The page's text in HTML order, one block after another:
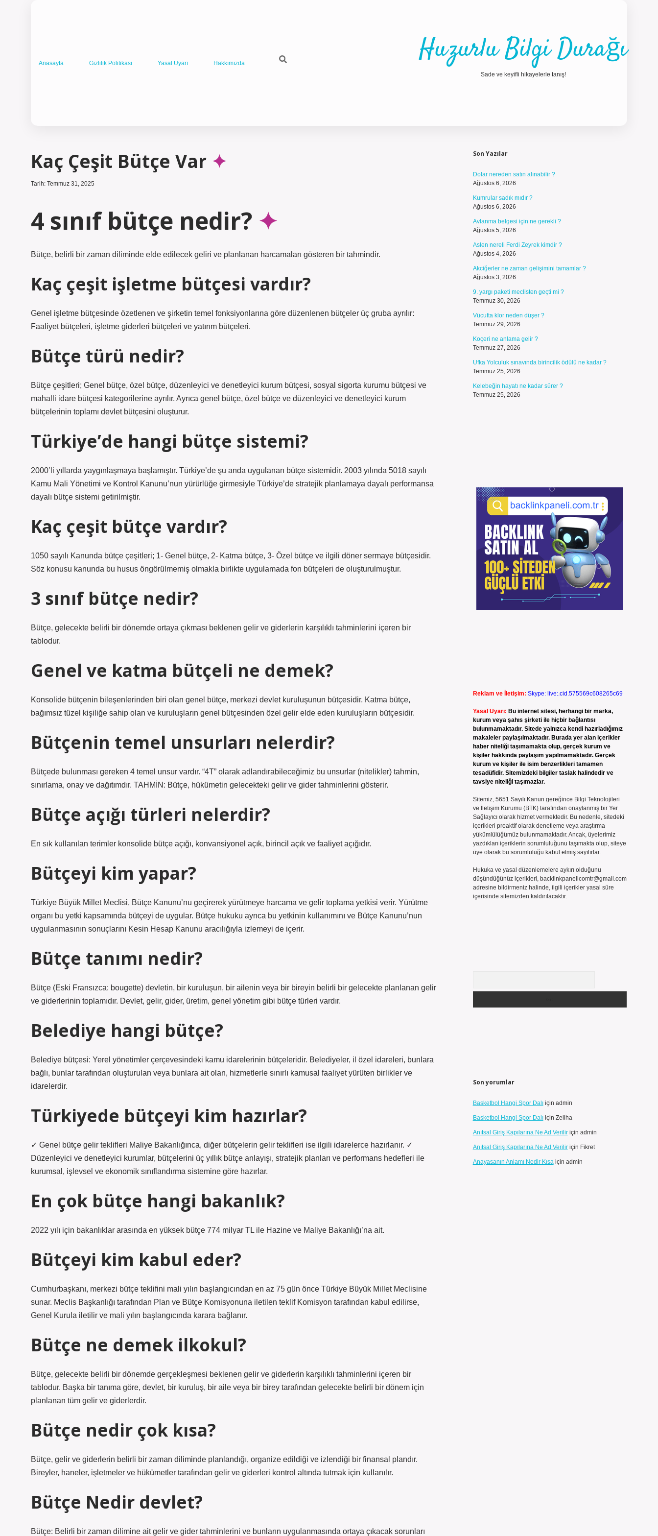
Anasayfa Gizlilik Politikası Yasal Uyarı Hakkımızda Huzurlu Bilgi Durağı
Sade ve keyifli hikayelerle tanış!
Kaç Çeşit Bütçe Var
Tarih: Temmuz 31, 2025
4 sınıf bütçe nedir?
Bütçe, belirli bir zaman diliminde elde edilecek geliri ve planlanan harcamaları gösteren bir tahmindir.
Kaç çeşit işletme bütçesi vardır?
Genel işletme bütçesinde özetlenen ve şirketin temel fonksiyonlarına göre düzenlenen bütçeler üç gruba ayrılır:
Faaliyet bütçeleri, işletme giderleri bütçeleri ve yatırım bütçeleri.
Bütçe türü nedir?
Bütçe çeşitleri; Genel bütçe, özel bütçe, düzenleyici ve denetleyici kurum bütçesi, sosyal sigorta kurumu bütçesi ve
mahalli idare bütçesi kategorilerine ayrılır. Ayrıca genel bütçe, özel bütçe ve düzenleyici ve denetleyici kurum
bütçelerinin toplamı devlet bütçesini oluşturur.
Türkiye’de hangi bütçe sistemi?
2000’li yıllarda yaygınlaşmaya başlamıştır. Türkiye’de şu anda uygulanan bütçe sistemidir. 2003 yılında 5018 sayılı
Kamu Mali Yönetimi ve Kontrol Kanunu’nun yürürlüğe girmesiyle Türkiye’de stratejik planlamaya dayalı performansa
dayalı bütçe sistemi getirilmiştir.
Kaç çeşit bütçe vardır?
1050 sayılı Kanunda bütçe çeşitleri; 1- Genel bütçe, 2- Katma bütçe, 3- Özel bütçe ve ilgili döner sermaye bütçesidir.
Söz konusu kanunda bu husus öngörülmemiş olmakla birlikte uygulamada fon bütçeleri de oluşturulmuştur.
3 sınıf bütçe nedir?
Bütçe, gelecekte belirli bir dönemde ortaya çıkması beklenen gelir ve giderlerin karşılıklı tahminlerini içeren bir
tablodur.
Genel ve katma bütçeli ne demek?
Konsolide bütçenin bileşenlerinden biri olan genel bütçe, merkezi devlet kuruluşunun bütçesidir. Katma bütçe,
bağımsız tüzel kişiliğe sahip olan ve kuruluşların genel bütçesinden özel gelir elde eden kuruluşların bütçesidir.
Bütçenin temel unsurları nelerdir?
Bütçede bulunması gereken 4 temel unsur vardır. “4T” olarak adlandırabileceğimiz bu unsurlar (nitelikler) tahmin,
sınırlama, onay ve dağıtımdır. TAHMİN: Bütçe, hükümetin gelecekteki gelir ve gider tahminlerini gösterir.
Bütçe açığı türleri nelerdir?
En sık kullanılan terimler konsolide bütçe açığı, konvansiyonel açık, birincil açık ve faaliyet açığıdır.
Bütçeyi kim yapar?
Türkiye Büyük Millet Meclisi, Bütçe Kanunu’nu geçirerek yürütmeye harcama ve gelir toplama yetkisi verir. Yürütme
organı bu yetki kapsamında bütçeyi de uygular. Bütçe hukuku ayrıca bu yetkinin kullanımını ve Bütçe Kanunu’nun
uygulanmasının sonuçlarını Kesin Hesap Kanunu aracılığıyla izlemeyi de içerir.
Bütçe tanımı nedir?
Bütçe (Eski Fransızca: bougette) devletin, bir kuruluşun, bir ailenin veya bir bireyin belirli bir gelecekte planlanan gelir
ve giderlerinin toplamıdır. Devlet, gelir, gider, üretim, genel yönetim gibi bütçe türleri vardır.
Belediye hangi bütçe?
Belediye bütçesi: Yerel yönetimler çerçevesindeki kamu idarelerinin bütçeleridir. Belediyeler, il özel idareleri, bunlara
bağlı, bunlar tarafından oluşturulan veya bunlara ait olan, hizmetlerle sınırlı kamusal faaliyet yürüten birlikler ve
idarelerdir.
Türkiyede bütçeyi kim hazırlar?
✓ Genel bütçe gelir teklifleri Maliye Bakanlığınca, diğer bütçelerin gelir teklifleri ise ilgili idarelerce hazırlanır. ✓
Düzenleyici ve denetleyici kurumlar, bütçelerini üç yıllık bütçe anlayışı, stratejik planları ve performans hedefleri ile
kurumsal, işlevsel ve ekonomik sınıflandırma sistemine göre hazırlar.
En çok bütçe hangi bakanlık?
2022 yılı için bakanlıklar arasında en yüksek bütçe 774 milyar TL ile Hazine ve Maliye Bakanlığı’na ait.
Bütçeyi kim kabul eder?
Cumhurbaşkanı, merkezi bütçe teklifini mali yılın başlangıcından en az 75 gün önce Türkiye Büyük Millet Meclisine
sunar. Meclis Başkanlığı tarafından Plan ve Bütçe Komisyonuna iletilen teklif Komisyon tarafından kabul edilirse,
Genel Kurula iletilir ve mali yılın başlangıcında karara bağlanır.
Bütçe ne demek ilkokul?
Bütçe, gelecekte belirli bir dönemde gerçekleşmesi beklenen gelir ve giderlerin karşılıklı tahminlerini içeren bir
tablodur. Başka bir tanıma göre, devlet, bir kuruluş, bir aile veya bir birey tarafından gelecekte belirli bir dönem için
planlanan tüm gelir ve giderlerdir.
Bütçe nedir çok kısa?
Bütçe, gelir ve giderlerin belirli bir zaman diliminde planlandığı, organize edildiği ve izlendiği bir finansal plandır.
Bireyler, haneler, işletmeler ve hükümetler tarafından gelir ve giderleri kontrol altında tutmak için kullanılır.
Bütçe Nedir devlet?
Bütçe: Belirli bir zaman dilimine ait gelir ve gider tahminlerini ve bunların uygulanmasında ortaya çıkacak sorunları
Son Yazılar
Dolar nereden satın alınabilir ?
Ağustos 6, 2026
Kumrular sadık mıdır ?
Ağustos 6, 2026
Avlanma belgesi için ne gerekli ?
Ağustos 5, 2026
Aslen nereli Ferdi Zeyrek kimdir ?
Ağustos 4, 2026
Akciğerler ne zaman gelişimini tamamlar ?
Ağustos 3, 2026
9. yargı paketi meclisten geçti mi ?
Temmuz 30, 2026
Vücutta klor neden düşer ?
Temmuz 29, 2026
Koçeri ne anlama gelir ?
Temmuz 27, 2026
Ufka Yolculuk sınavında birincilik ödülü ne kadar ?
Temmuz 25, 2026
Kelebeğin hayatı ne kadar sürer ?
Temmuz 25, 2026
Reklam ve İletişim: Skype: live:.cid.575569c608265c69
Yasal Uyarı: Bu internet sitesi, herhangi bir marka,
kurum veya şahıs şirketi ile hiçbir bağlantısı
bulunmamaktadır. Sitede yalnızca kendi hazırladığımız
makaleler paylaşılmaktadır. Burada yer alan içerikler
haber niteliği taşımamakta olup, gerçek kurum ve
kişiler hakkında paylaşım yapılmamaktadır. Gerçek
kurum ve kişiler ile isim benzerlikleri tamamen
tesadüfidir. Sitemizdeki bilgiler taslak halindedir ve
tavsiye niteliği taşımazlar.
Sitemiz, 5651 Sayılı Kanun gereğince Bilgi Teknolojileri
ve İletişim Kurumu (BTK) tarafından onaylanmış bir Yer
Sağlayıcı olarak hizmet vermektedir. Bu nedenle, sitedeki
içerikleri proaktif olarak denetleme veya araştırma
yükümlülüğümüz bulunmamaktadır. Ancak, üyelerimiz
yazdıkları içeriklerin sorumluluğunu taşımakta olup, siteye
üye olarak bu sorumluluğu kabul etmiş sayılırlar.
Hukuka ve yasal düzenlemelere aykırı olduğunu
düşündüğünüz içerikleri, backlinkpanelicomtr@gmail.com
adresine bildirmeniz halinde, ilgili içerikler yasal süre
içerisinde sitemizden kaldırılacaktır.
Son yorumlar
Basketbol Hangi Spor Dalıiçin admin
Basketbol Hangi Spor Dalıiçin Zeliha
Anıtsal Giriş Kapılarına Ne Ad Veriliriçin admin
Anıtsal Giriş Kapılarına Ne Ad Veriliriçin Fikret
Anayasanın Anlamı Nedir Kısaiçin admin